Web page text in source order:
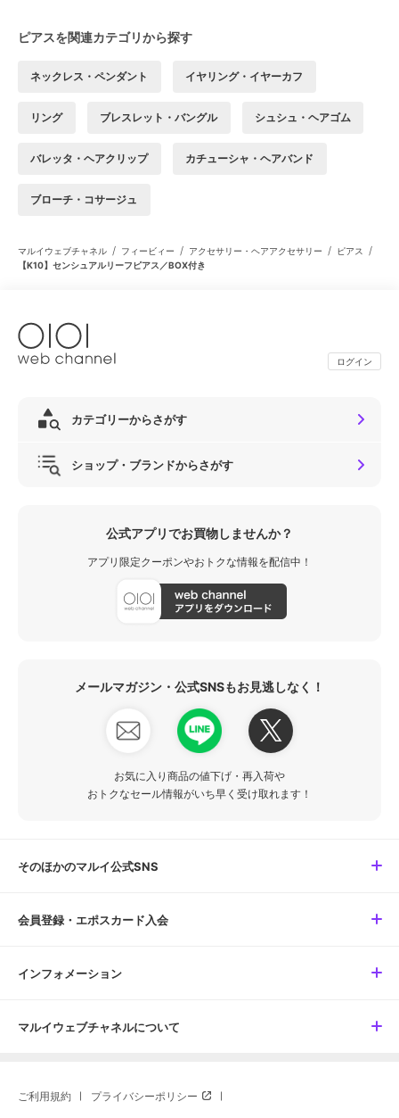
ピアスを関連カテゴリから探す
ネックレス・ペンダント イヤリング・イヤーカフ
リング ブレスレット・バングル シュシュ・ヘアゴム
バレッタ・ヘアクリップ カチューシャ・ヘアバンド
ブローチ・コサージュ
マルイウェブチャネル / フィービィー / アクセサリー・ヘアアクセサリー / ピアス /
【K10】センシュアルリーフピアス／BOX付き
ログイン
カテゴリーからさがす
ショップ・ブランドからさがす
公式アプリでお買物しませんか？
アプリ限定クーポンやおトクな情報を配信中！
メールマガジン・公式SNSもお見逃しなく！
お気に入り商品の値下げ・再入荷や
おトクなセール情報がいち早く受け取れます！
そのほかのマルイ公式SNS
会員登録・エポスカード入会
インフォメーション
マルイウェブチャネルについて
ご利用規約 プライバシーポリシー